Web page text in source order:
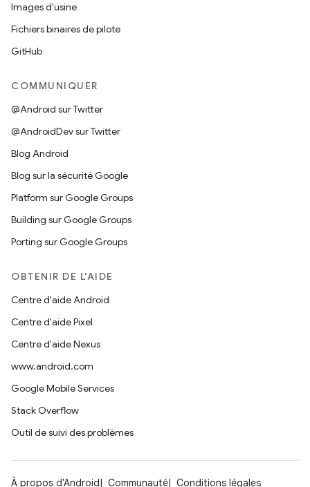
Images d'usine
Fichiers binaires de pilote
GitHub
COMMUNIQUER
@Android sur Twitter
@AndroidDev sur Twitter
Blog Android
Blog sur la sécurité Google
Platform sur Google Groups
Building sur Google Groups
Porting sur Google Groups
OBTENIR DE L'AIDE
Centre d'aide Android
Centre d'aide Pixel
Centre d'aide Nexus
www.android.com
Google Mobile Services
Stack Overflow
Outil de suivi des problèmes
À propos d'Android Communauté Conditions légales